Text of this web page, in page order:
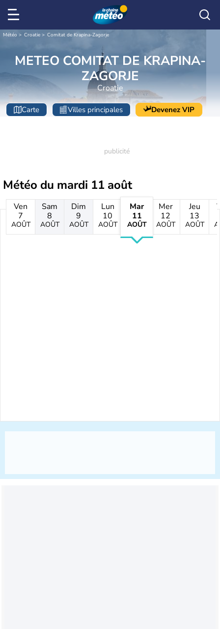
Météo Croatie Comitat de Krapina-Zagorje
METEO COMITAT DE KRAPINA-
ZAGORJE
Croatie
Carte Villes principales Devenez VIP
Météo du mardi 11 août
Ven
7
AOÛT
Sam
8
AOÛT
Dim
9
AOÛT
Lun
10
AOÛT
Mar
11
AOÛT
Mer
12
AOÛT
Jeu
13
AOÛT